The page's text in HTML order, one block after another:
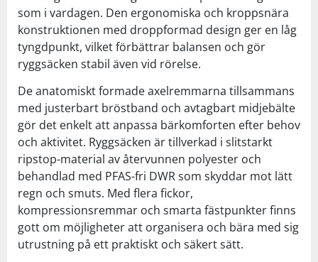
som i vardagen. Den ergonomiska och kroppsnära
konstruktionen med droppformad design ger en låg
tyngdpunkt, vilket förbättrar balansen och gör
ryggsäcken stabil även vid rörelse.
De anatomiskt formade axelremmarna tillsammans
med justerbart bröstband och avtagbart midjebälte
gör det enkelt att anpassa bärkomforten efter behov
och aktivitet. Ryggsäcken är tillverkad i slitstarkt
ripstop-material av återvunnen polyester och
behandlad med PFAS-fri DWR som skyddar mot lätt
regn och smuts. Med flera fickor,
kompressionsremmar och smarta fästpunkter finns
gott om möjligheter att organisera och bära med sig
utrustning på ett praktiskt och säkert sätt.